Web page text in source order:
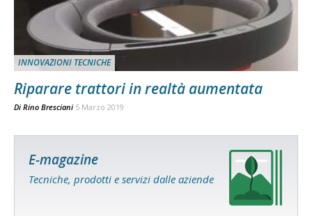
INNOVAZIONI TECNICHE
Riparare trattori in realtà aumentata
Di Rino Bresciani 5 Marzo 2019
E-magazine
Tecniche, prodotti e servizi dalle aziende